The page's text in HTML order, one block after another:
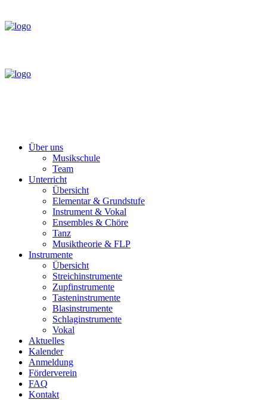
Über uns
Musikschule
Team
Unterricht
Übersicht
Elementar & Grundstufe
Instrument & Vokal
Ensembles & Chöre
Tanz
Musiktheorie & FLP
Instrumente
Übersicht
Streichinstrumente
Zupfinstrumente
Tasteninstrumente
Blasinstrumente
Schlaginstrumente
Vokal
Aktuelles
Kalender
Anmeldung
Förderverein
FAQ
Kontakt